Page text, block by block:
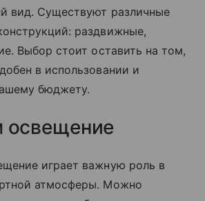
вид. Существуют различные
раздвижные,
Выбор стоит оставить на том,
в использовании и
бюджету.
освещение
играет важную роль в
атмосферы. Можно